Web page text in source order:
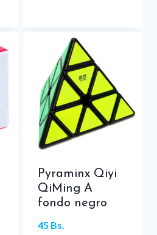
Pyraminx Qiyi
QiMing A
fondo negro
45 Bs.